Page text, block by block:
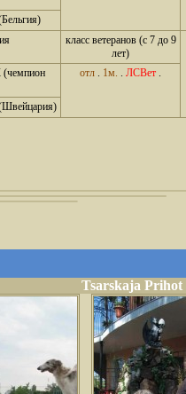
класс ветеранов (с 7 до 9
лет)
отл 1м. ЛСВет
Tsarskaja Prihot